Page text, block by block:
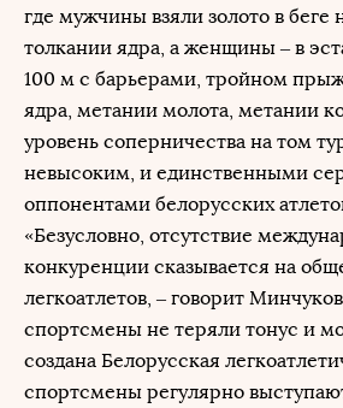
где мужчины взяли золото в беге
толкании ядра, а женщины – в
100 м с барьерами, тройном
ядра, метании молота, метании
уровень соперничества на том
невысоким, и единственными
оппонентами белорусских
«Безусловно, отсутствие
конкуренции сказывается на
легкоатлетов, – говорит
спортсмены не теряли тонус и
создана Белорусская
спортсмены регулярно